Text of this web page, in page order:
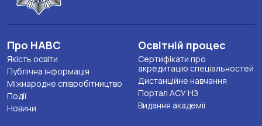
Про НАВС
Якість освіти
Публічна інформація
Міжнародне співробітництво
Події
Новини
Освітній процес
Сертифікати про
акредитацію спеціальностей
Дистанційне навчання
Портал АСУ НЗ
Видання академії